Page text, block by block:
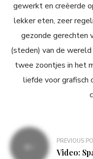
gewerkt en creëerde
lekker eten, zeer
gezonde gerechten
(steden) van de
twee zoontjes in het
liefde voor grafisch
Bericht
navigatie
PREVIOUS
Video: